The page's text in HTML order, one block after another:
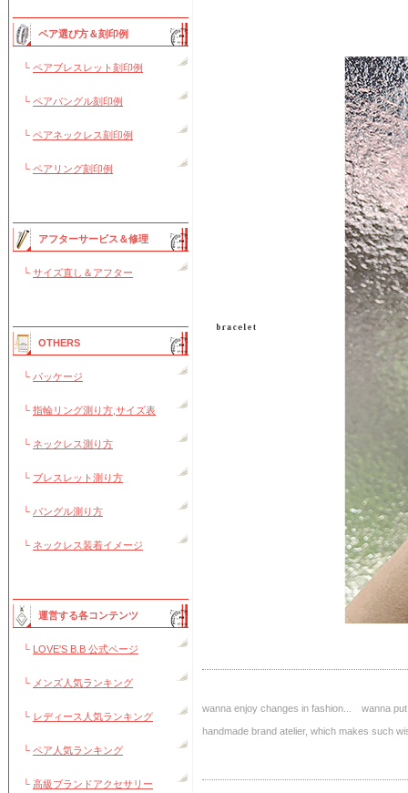
ペア選び方＆刻印例
└ ペアブレスレット刻印例
└ ペアバングル刻印例
└ ペアネックレス刻印例
└ ペアリング刻印例
アフターサービス＆修理
└ サイズ直し＆アフター
OTHERS
└ パッケージ
└ 指輪リング測り方,サイズ表
└ ネックレス測り方
└ ブレスレット測り方
└ バングル測り方
└ ネックレス装着イメージ
運営する各コンテンツ
└ LOVE'S B.B 公式ページ
└ メンズ人気ランキング
└ レディース人気ランキング
└ ペア人気ランキング
└ 高級ブランドアクセサリー
wanna enjoy changes in fashion... wanna
handmade brand atelier, which makes